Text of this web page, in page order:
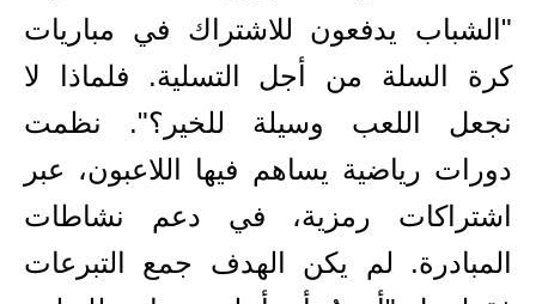
"الشباب يدفعون للاشتراك في مباريات
كرة السلة من أجل التسلية. فلماذا لا
نجعل اللعب وسيلة للخير؟".
نظمت
دورات رياضية يساهم فيها اللاعبون، عبر
اشتراكات رمزية، في دعم نشاطات
المبادرة. لم يكن الهدف جمع التبرعات